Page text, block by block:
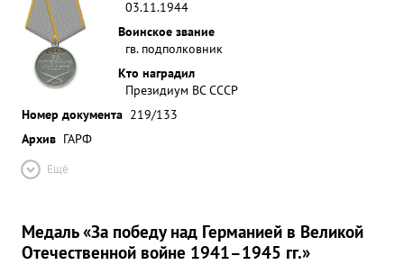
03.11.1944
Воинское звание
гв. подполковник
Кто наградил
Президиум ВС СССР
Номер документа 219/133
Архив ГАРФ
Ещё
Медаль «За победу над Германией в Великой
Отечественной войне 1941–1945 гг.»